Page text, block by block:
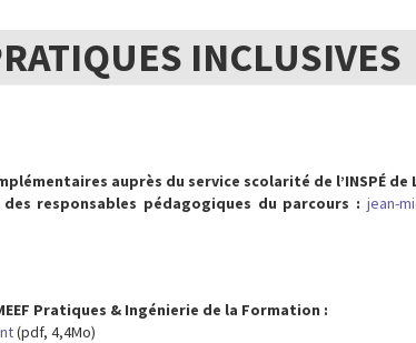
INCLUSIVES
auprès du service scolarité de l’INSPÉ de
responsables pédagogiques du parcours : jean-
Pratiques & Ingénierie de la Formation :
(pdf, 4,4Mo)